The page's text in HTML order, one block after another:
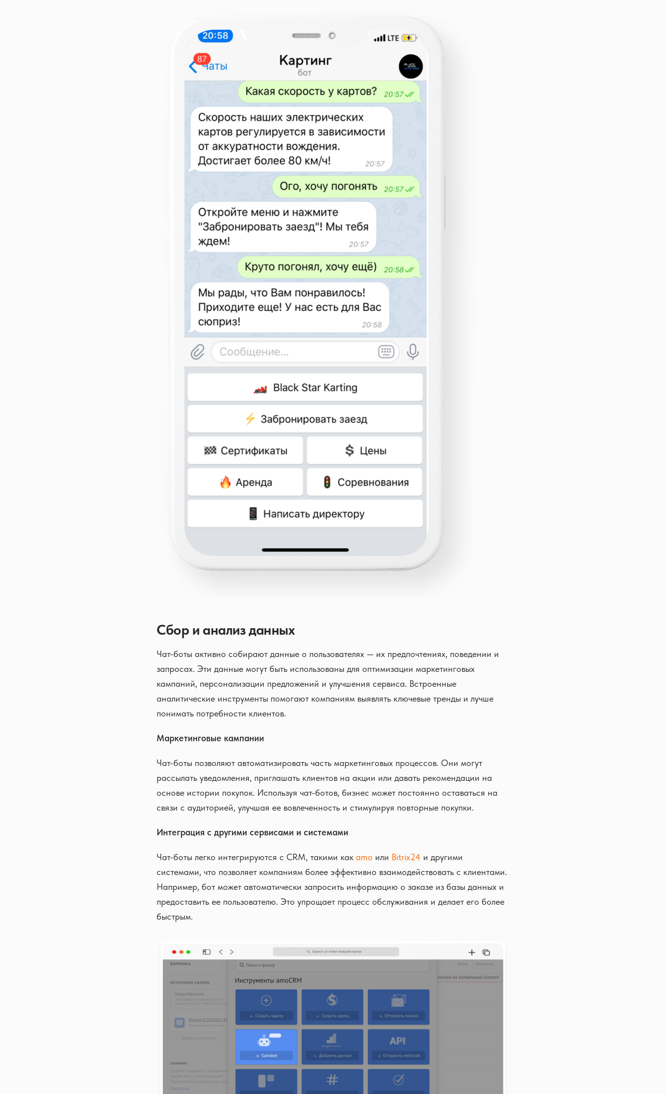
Сбор и анализ данных
Чат-боты активно собирают данные о пользователях — их предпочтениях, поведении и
запросах. Эти данные могут быть использованы для оптимизации маркетинговых
кампаний, персонализации предложений и улучшения сервиса. Встроенные
аналитические инструменты помогают компаниям выявлять ключевые тренды и лучше
понимать потребности клиентов.
Маркетинговые кампании
Чат-боты позволяют автоматизировать часть маркетинговых процессов. Они могут
рассылать уведомления, приглашать клиентов на акции или давать рекомендации на
основе истории покупок. Используя чат-ботов, бизнес может постоянно оставаться на
связи с аудиторией, улучшая ее вовлеченность и стимулируя повторные покупки.
Интеграция с другими сервисами и системами
Чат-боты легко интегрируются с CRM, такими как amo или Bitrix24 и другими
системами, что позволяет компаниям более эффективно взаимодействовать с клиентами.
Например, бот может автоматически запросить информацию о заказе из базы данных и
предоставить ее пользователю. Это упрощает процесс обслуживания и делает его более
быстрым.